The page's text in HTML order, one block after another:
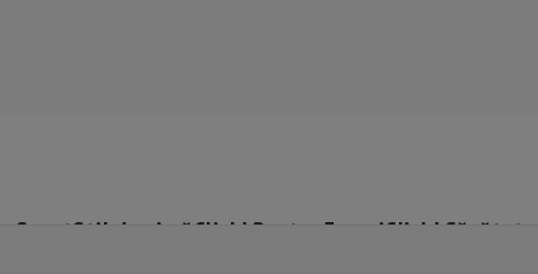
SportStil de viațăClick! Pentru FemeiClick! Sănătate